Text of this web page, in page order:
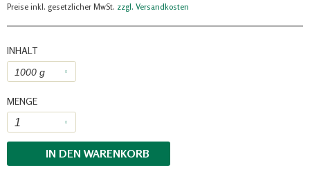
Preise inkl. gesetzlicher MwSt. zzgl. Versandkosten
INHALT
MENGE
IN DEN WARENKORB